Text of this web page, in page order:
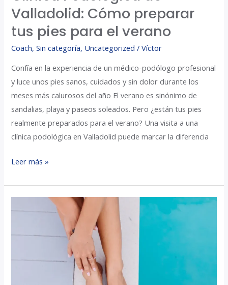
Valladolid: Cómo preparar
tus pies para el verano
Coach,Sin categoría, Uncategorized /Víctor
Confía en la experiencia de un médico-podólogo profesional
y luce unos pies sanos, cuidados y sin dolor durante los
meses más calurosos del año El verano es sinónimo de
sandalias, playa y paseos soleados. Pero ¿están tus pies
realmente preparados para el verano? Una visita a una
clínica podológica en Valladolid puede marcar la diferencia
Leer más »